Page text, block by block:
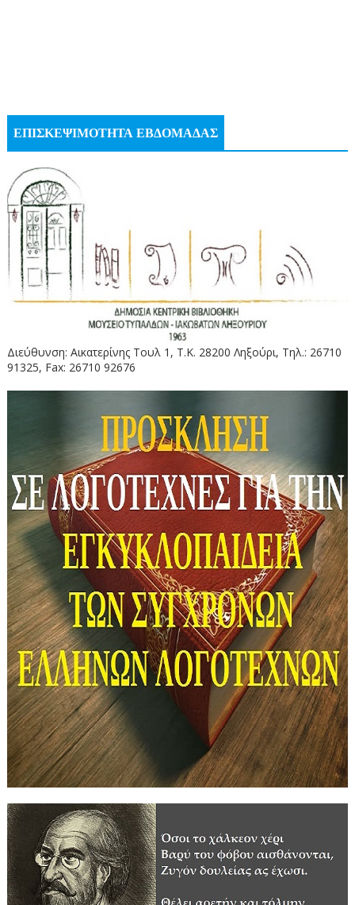
ΕΠΙΣΚΕΨΙΜΟΤΗΤΑ ΕΒΔΟΜΑΔΑΣ
Διεύθυνση: Αικατερίνης Τουλ 1, Τ.Κ. 28200 Ληξούρι, Τηλ.: 26710
91325, Fax: 26710 92676